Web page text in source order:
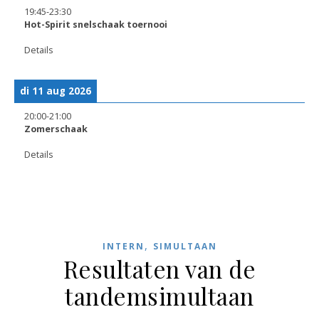
19:45-23:30
Hot-Spirit snelschaak toernooi
Details
di 11 aug 2026
20:00-21:00
Zomerschaak
Details
INTERN , SIMULTAAN
Resultaten van de
tandemsimultaan